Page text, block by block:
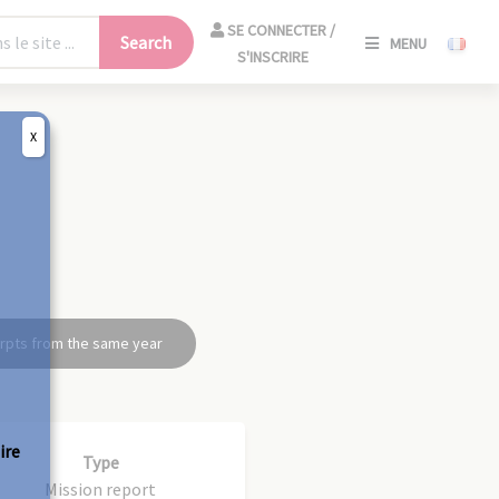
Search
SE CONNECTER /
S'INSCRIRE
MENU
from the same year
Type
Mission report
X